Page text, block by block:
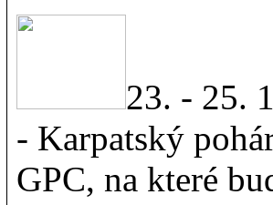
23. - 25.
- Karpatský
GPC, na které